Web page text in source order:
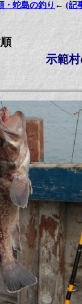
・蛇島の釣り ← (記
示範